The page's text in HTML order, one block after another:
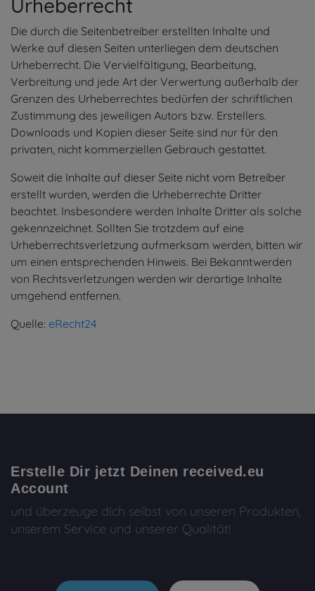
Urheberrecht
Die durch die Seitenbetreiber erstellten Inhalte und
Werke auf diesen Seiten unterliegen dem deutschen
Urheberrecht. Die Vervielfältigung, Bearbeitung,
Verbreitung und jede Art der Verwertung außerhalb der
Grenzen des Urheberrechtes bedürfen der schriftlichen
Zustimmung des jeweiligen Autors bzw. Erstellers.
Downloads und Kopien dieser Seite sind nur für den
privaten, nicht kommerziellen Gebrauch gestattet.
Soweit die Inhalte auf dieser Seite nicht vom Betreiber
erstellt wurden, werden die Urheberrechte Dritter
beachtet. Insbesondere werden Inhalte Dritter als solche
gekennzeichnet. Sollten Sie trotzdem auf eine
Urheberrechtsverletzung aufmerksam werden, bitten wir
um einen entsprechenden Hinweis. Bei Bekanntwerden
von Rechtsverletzungen werden wir derartige Inhalte
umgehend entfernen.
Quelle: eRecht24
Erstelle Dir jetzt Deinen received.eu
Account
und überzeuge dich selbst von unseren Produkten,
unserem Service und unserer Qualität!